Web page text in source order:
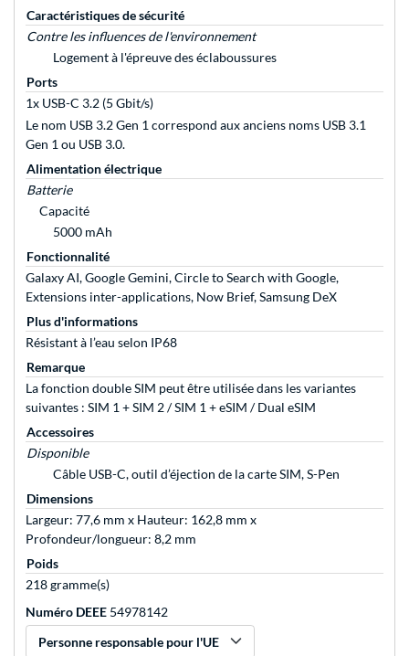
Caractéristiques de sécurité
Contre les influences de l'environnement
Logement à l'épreuve des éclaboussures
Ports
1x USB-C 3.2 (5 Gbit/s)
Le nom USB 3.2 Gen 1 correspond aux anciens noms USB 3.1
Gen 1 ou USB 3.0.
Alimentation électrique
Batterie
Capacité
5000 mAh
Fonctionnalité
Galaxy AI, Google Gemini, Circle to Search with Google,
Extensions inter-applications, Now Brief, Samsung DeX
Plus d'informations
Résistant à l’eau selon IP68
Remarque
La fonction double SIM peut être utilisée dans les variantes
suivantes : SIM 1 + SIM 2 / SIM 1 + eSIM / Dual eSIM
Accessoires
Disponible
Câble USB-C, outil d’éjection de la carte SIM, S-Pen
Dimensions
Largeur: 77,6 mm x Hauteur: 162,8 mm x
Profondeur/longueur: 8,2 mm
Poids
218 gramme(s)
Numéro DEEE 54978142
Personne responsable pour l'UE